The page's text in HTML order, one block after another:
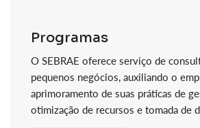
Programas
O SEBRAE oferece serviço de
pequenos negócios, auxiliando o
aprimoramento de suas práticas de
otimização de recursos e tomada de